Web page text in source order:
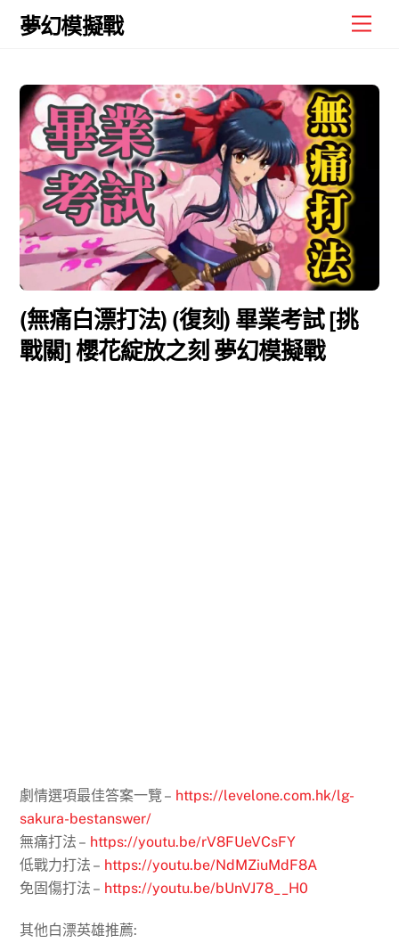
Skip
夢幻模擬戰
(無痛白漂打法) (復刻) 畢業考試 [挑
戰關] 櫻花綻放之刻 夢幻模擬戰
劇情選項最佳答案一覽 – https://levelone.com.hk/lg-
sakura-bestanswer/
無痛打法 – https://youtu.be/rV8FUeVCsFY
低戰力打法 – https://youtu.be/NdMZiuMdF8A
免固傷打法 – https://youtu.be/bUnVJ78__H0
其他白漂英雄推薦: